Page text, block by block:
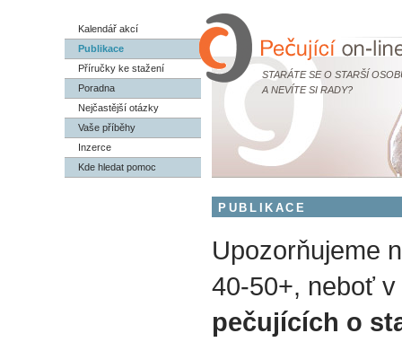
STARÁTE SE O STARŠÍ
A NEVÍTE SI RADY?
Kalendář akcí
Publikace
Příručky ke stažení
Poradna
Nejčastější otázky
Vaše příběhy
Inzerce
Kde hledat pomoc
PUBLIKACE
Upozorňujeme
40-50+, neboť
pečujících o